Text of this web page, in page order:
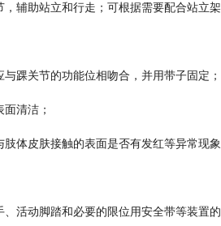
，辅助站立和行走；可根据需要配合站立
踝关节的功能位相吻合，并用带子固定；
清洁；
体皮肤接触的表面是否有发红等异常现
、活动脚踏和必要的限位用安全带等装置